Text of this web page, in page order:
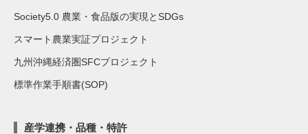
Society5.0 農業・食品版の実現とSDGs
スマート農業実証プロジェクト
九州沖縄経済圏SFCプロジェクト
標準作業手順書(SOP)
産学連携・品種・特許